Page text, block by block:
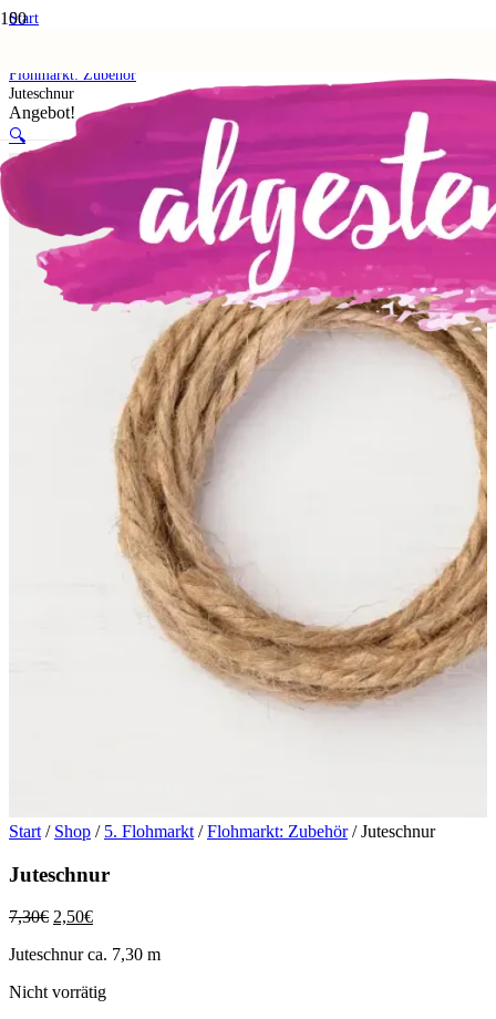
Start
Flohmarkt: Zubehör
Juteschnur
Angebot!
🔍
Start / Shop / 5. Flohmarkt /Flohmarkt: Zubehör/ Juteschnur
Juteschnur
7,30€ Ursprünglicher
war:
2,50€Aktueller
ist:
Juteschnur ca. 7,30 m
Nicht vorrätig